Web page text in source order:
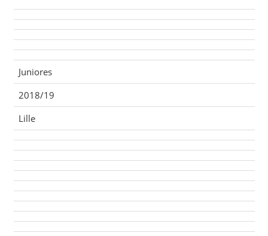
Juniores
2018/19
Lille